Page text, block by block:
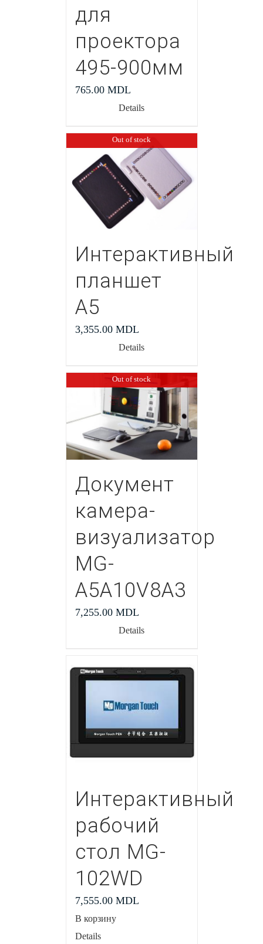
для
проектора
495-900мм
765.00 MDL
Details
Out of stock
Интерактивный
планшет
А5
3,355.00 MDL
Details
Out of stock
Документ
камера-
визуализатор
MG-
A5A10V8A3
7,255.00 MDL
Details
Интерактивный
рабочий
стол MG-
102WD
7,555.00 MDL
В корзину
Details